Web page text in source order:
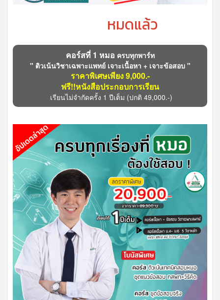
หมดแล้ว
คอร์สที่ 1 หมอ ครบทุกพาร์ท
" ติวเน้นวิชาเฉพาะแพทย์ เจาะเนื้อหา + เจาะข้อสอบ "
ราคาพิเศษเพียง 9,000.-
ฟรี!!หนังสือประกอบการเรียน
เรียนไม่จำกัดครั้ง 1 ปีเต็ม (ปกติ 49,000.-)